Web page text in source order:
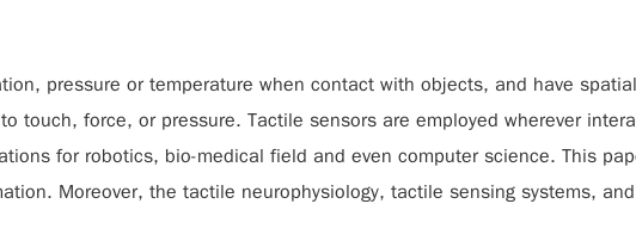
pressure or temperature when contact with objects, and have
touch, force, or pressure. Tactile sensors are employed wherever
for robotics, bio-medical field and even computer science. This
Moreover, the tactile neurophysiology, tactile sensing systems,